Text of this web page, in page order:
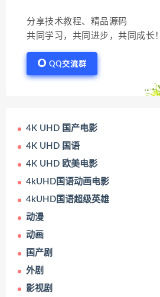
分享技术教程、精品源码
共同学习，共同进步，共同成长！
QQ交流群
4K UHD 国产电影
4K UHD 国语
4K UHD 欧美电影
4kUHD国语动画电影
4kUHD国语超级英雄
动漫
动画
国产剧
外剧
影视剧